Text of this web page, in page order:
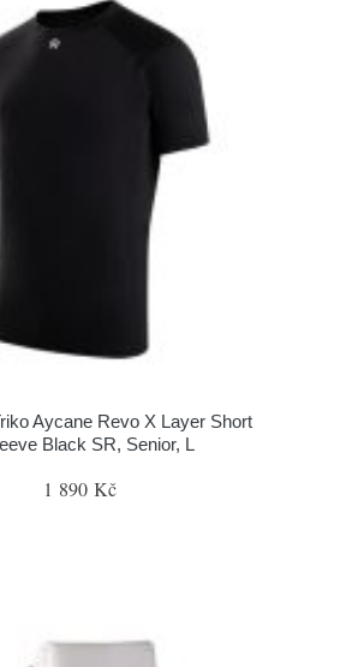
Aycane Revo X Layer Short
Black SR, Senior, L
1 890 Kč